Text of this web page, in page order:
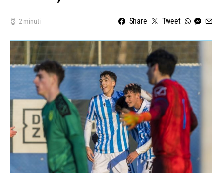
2 minuti Share Tweet